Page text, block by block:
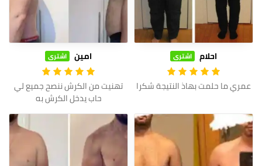
احلام اشترى
عمري ما حلمت بهاذ النتيجة شكرا
امين اشترى
تهنيت من الكرش ننصح جميع لي
حاب يدخل الكرش به